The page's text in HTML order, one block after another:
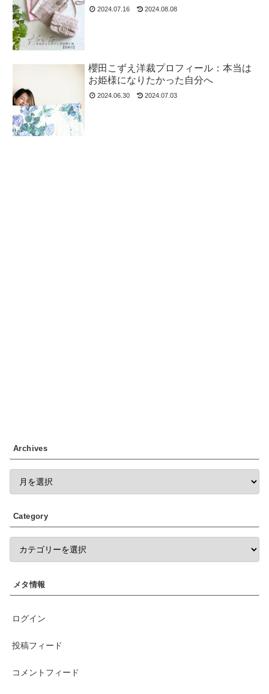
2024.07.16 2024.08.08
櫻田こずえ洋裁プロフィール：本当は
お姫様になりたかった自分へ
2024.06.30 2024.07.03
Archives
Category
メタ情報
ログイン
投稿フィード
コメントフィード